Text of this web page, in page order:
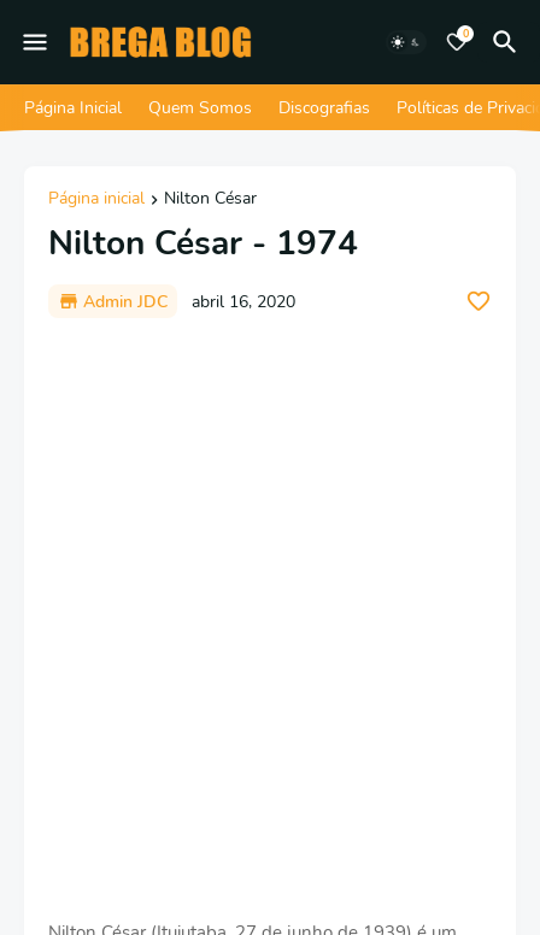
0
Página Inicial Quem Somos Discografias Políticas de
Página inicial Nilton César
Nilton César - 1974
Admin JDC abril 16, 2020